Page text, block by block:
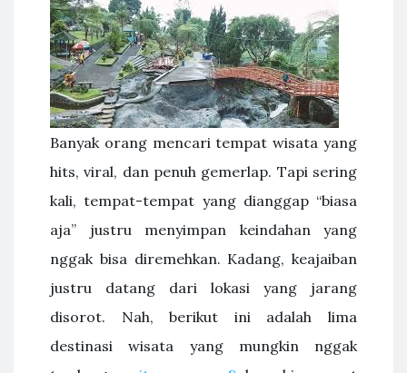
Banyak orang mencari tempat wisata yang
hits, viral, dan penuh gemerlap. Tapi sering
kali, tempat-tempat yang dianggap “biasa
aja” justru menyimpan keindahan yang
nggak bisa diremehkan. Kadang, keajaiban
justru datang dari lokasi yang jarang
disorot. Nah, berikut ini adalah lima
destinasi wisata yang mungkin nggak